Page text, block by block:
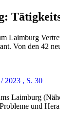
Laimburg
Von den 42
2023 , S. 30
Laimburg
und